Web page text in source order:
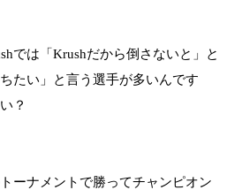
では「Krushだから倒さないと」と
たい」と言う選手が多いんです
？
ーナメントで勝ってチャンピオン